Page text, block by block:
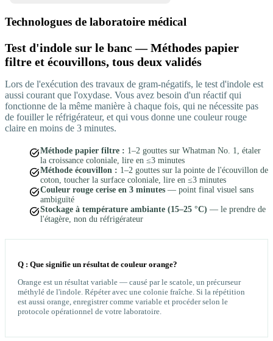
Technologues de laboratoire médical
Test d'indole sur le banc — Méthodes papier
filtre et écouvillons, tous deux validés
Lors de l'exécution des travaux de gram-négatifs, le test d'indole est
aussi courant que l'oxydase. Vous avez besoin d'un réactif qui
fonctionne de la même manière à chaque fois, qui ne nécessite pas
de fouiller le réfrigérateur, et qui vous donne une couleur rouge
claire en moins de 3 minutes.
task_altMéthode papier filtre : 1–2 gouttes sur Whatman No. 1, étaler
la croissance coloniale, lire en ≤3 minutes
task_altMéthode écouvillon : 1–2 gouttes sur la pointe de l'écouvillon de
coton, toucher la surface coloniale, lire en ≤3 minutes
task_altCouleur rouge cerise en 3 minutes — point final visuel sans
ambiguïté
task_altStockage à température ambiante (15–25 °C) — le prendre de
l'étagère, non du réfrigérateur
Q : Que signifie un résultat de couleur orange?
Orange est un résultat variable — causé par le scatole, un précurseur
méthylé de l'indole. Répéter avec une colonie fraîche. Si la répétition
est aussi orange, enregistrer comme variable et procéder selon le
protocole opérationnel de votre laboratoire.